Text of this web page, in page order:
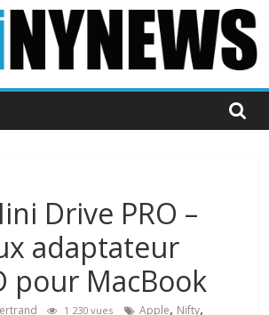
Drive PRO –
adaptateur
pour MacBook
1 230 vues Apple, Nifty,